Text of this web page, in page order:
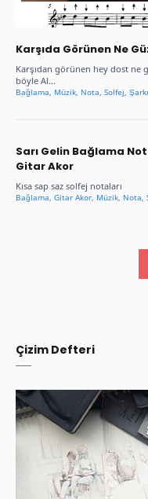
Karşıda Görünen Ne
Karşıdan görünen hey dost ne
böyle Al…
Sarı Gelin Bağlama
Gitar Akor
Kısa sap saz solfej notaları
Çizim Defteri